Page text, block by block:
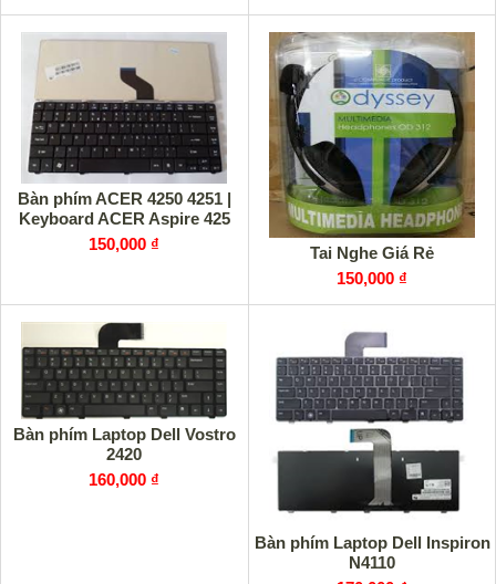
Bàn phím ACER 4250 4251 |
Keyboard ACER Aspire 425
150,000 ₫
Tai Nghe Giá Rẻ
150,000 ₫
Bàn phím Laptop Dell Vostro
2420
160,000 ₫
Bàn phím Laptop Dell Inspiron
N4110